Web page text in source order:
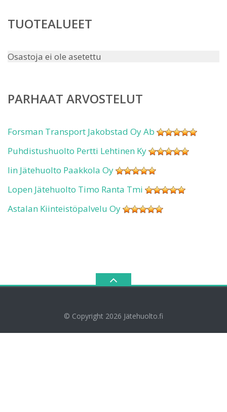
TUOTEALUEET
Osastoja ei ole asetettu
PARHAAT ARVOSTELUT
Forsman Transport Jakobstad Oy Ab
Puhdistushuolto Pertti Lehtinen Ky
Iin Jätehuolto Paakkola Oy
Lopen Jätehuolto Timo Ranta Tmi
Astalan Kiinteistöpalvelu Oy
© Copyright 2026 Jätehuolto.fi